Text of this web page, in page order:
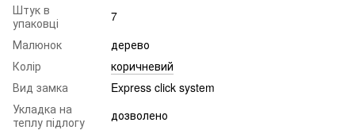
Штук в
упаковці
7
Малюнок
дерево
Колір
коричневий
Вид замка
Express click system
Укладка на
теплу підлогу
дозволено